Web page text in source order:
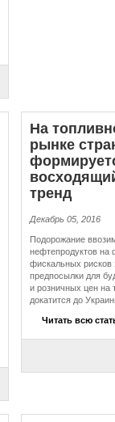
На
рынке
тренд
Декабрь 05, 2016
Подорожание
нефтепродуктов
фискальных рисков
предпосылки для
и розничных цен на
докатится до
Читать всю